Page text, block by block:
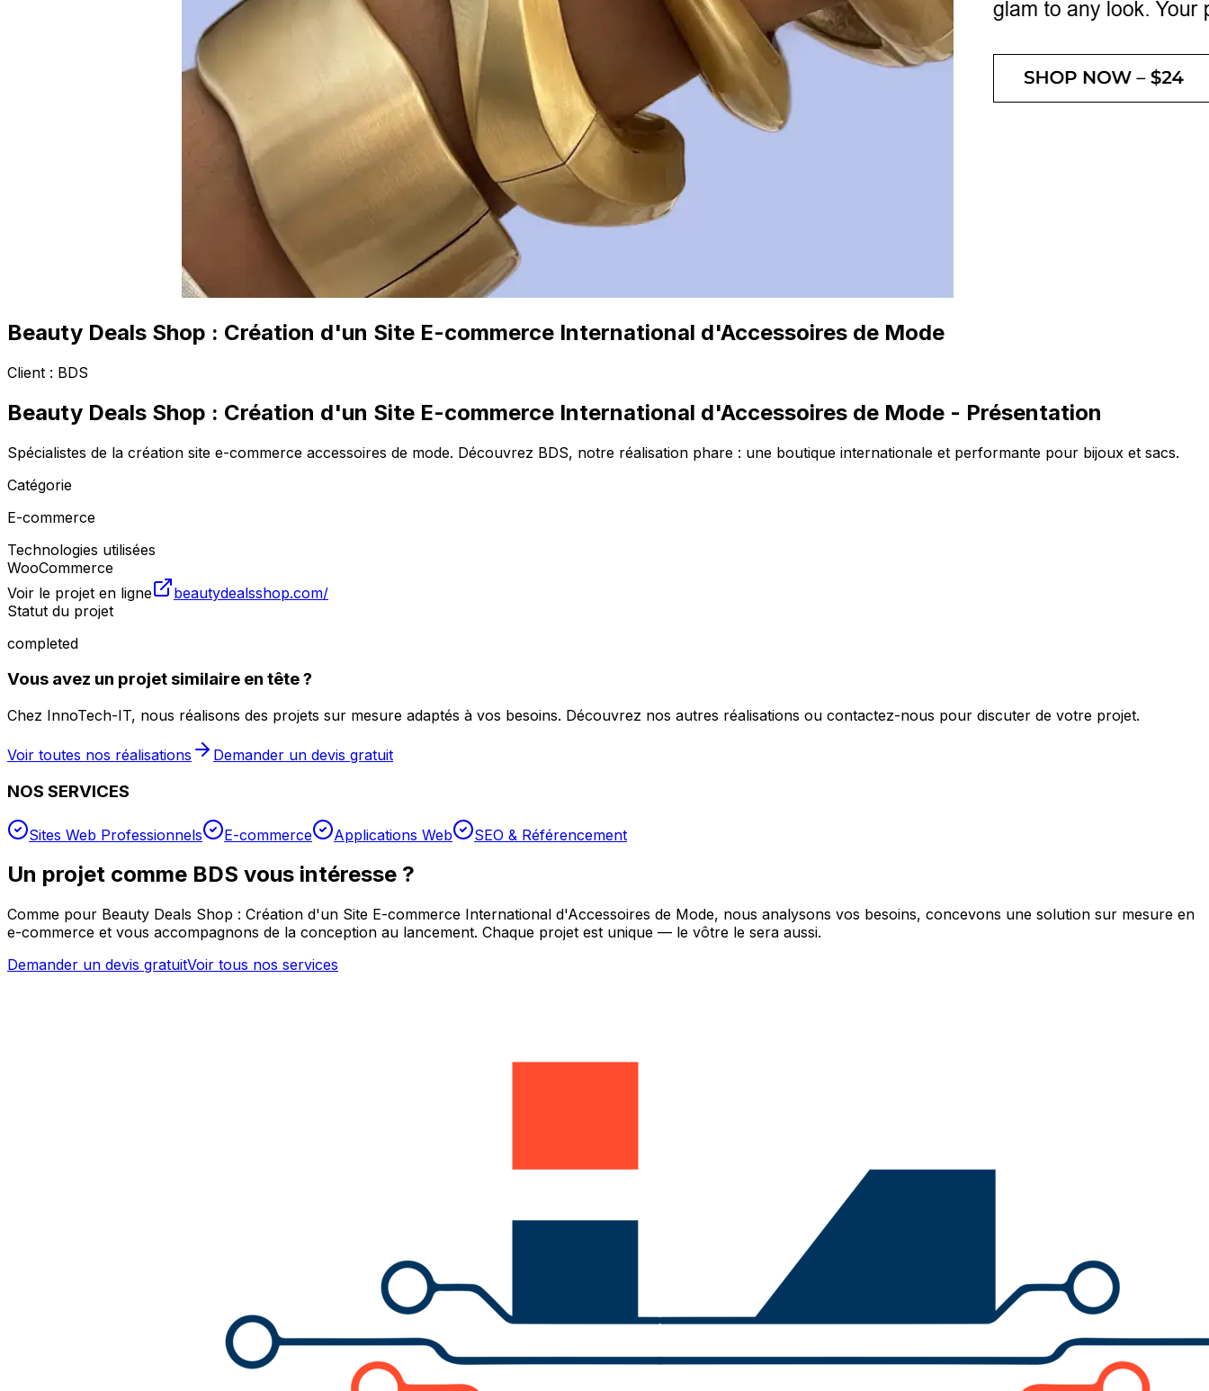
Beauty Deals Shop : Création d'un Site E-commerce International d'Accessoires de Mode
Client : BDS
Beauty Deals Shop : Création d'un Site E-commerce International d'Accessoires de Mode - Présentation
Spécialistes de la création site e-commerce accessoires de mode. Découvrez BDS, notre réalisation phare : une boutique internationale et performante pour bijoux et sacs.
Catégorie
E-commerce
Technologies utilisées
WooCommerce
Voir le projet en ligne
beautydealsshop.com/
Statut du projet
completed
Vous avez un projet similaire en tête ?
Chez InnoTech-IT, nous réalisons des projets sur mesure adaptés à vos besoins. Découvrez nos autres réalisations ou contactez-nous pour discuter de votre projet.
Voir toutes nos réalisations Demander un devis gratuit
NOS SERVICES
Sites Web Professionnels E-commerce Applications Web SEO & Référencement
Un projet comme BDS vous intéresse ?
Comme pour Beauty Deals Shop : Création d'un Site E-commerce International d'Accessoires de Mode, nous analysons vos besoins, concevons une solution sur mesure en
e-commerce et vous accompagnons de la conception au lancement. Chaque projet est unique — le vôtre le sera aussi.
Demander un devis gratuitVoir tous nos services